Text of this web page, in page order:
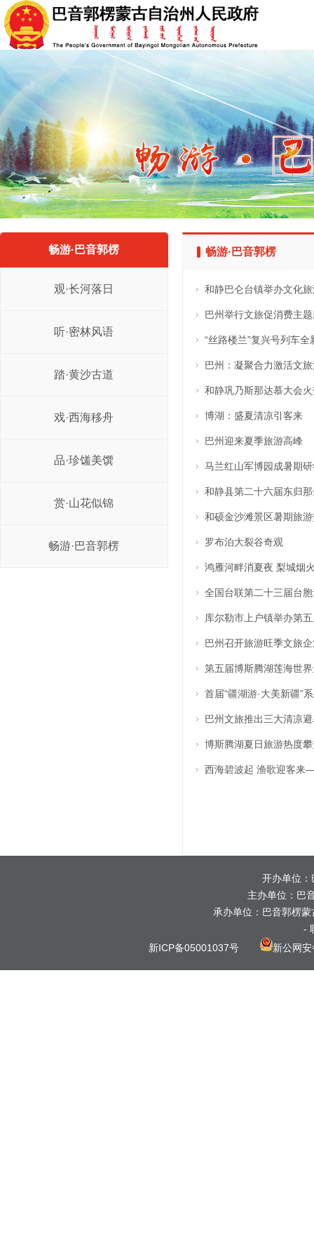
畅游·巴音郭楞
观·长河落日
听·密林风语
踏·黄沙古道
戏·西海移舟
品·珍馐美馔
赏·山花似锦
畅游·巴音郭楞
畅游·巴音郭楞
和静巴仑台镇举办文化
巴州举行文旅促消费主
“丝路楼兰”复兴号列车全
巴州：凝聚合力激活文
和静巩乃斯那达慕大会
博湖：盛夏清凉引客来
巴州迎来夏季旅游高峰
马兰红山军博园成暑期
和静县第二十六届东归
和硕金沙滩景区暑期旅
罗布泊大裂谷奇观
鸿雁河畔消夏夜 梨城烟
全国台联第二十三届台
库尔勒市上户镇举办第
巴州召开旅游旺季文旅
第五届博斯腾湖莲海世
首届“疆湖游·大美新疆”
巴州文旅推出三大清凉
博斯腾湖夏日旅游热度
西海碧波起 渔歌迎客来
开办单位：
主办单位：巴
承办单位：巴音郭楞
-
新ICP备05001037号
新公网